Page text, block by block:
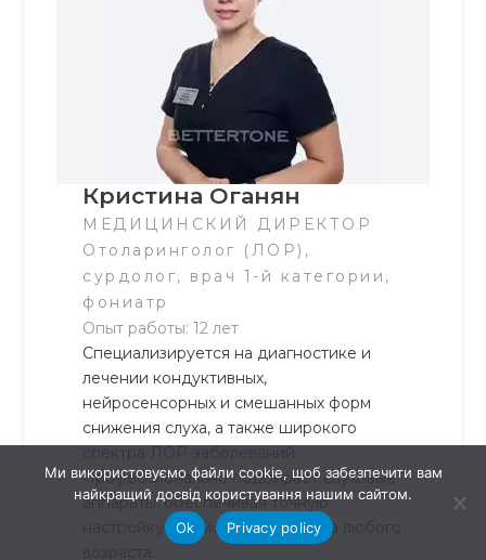
Кристина Оганян
МЕДИЦИНСКИЙ ДИРЕКТОР
Отоларинголог (ЛОР),
сурдолог, врач 1-й категории,
фониатр
Опыт работы: 12 лет
Специализируется на диагностике и
лечении кондуктивных,
нейросенсорных и смешанных форм
снижения слуха, а также широкого
Профессионально подбирает слуховые
аппараты, обеспечивая точную
настройку и комфорт пациентов любого
Ми використовуємо файли cookie, щоб забезпечити вам
найкращий досвід користування нашим сайтом.
Ok
Privacy policy